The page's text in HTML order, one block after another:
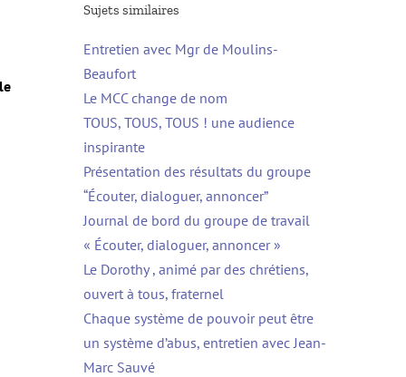
Sujets similaires
Entretien avec Mgr de Moulins-
Beaufort
Le MCC change de nom
TOUS, TOUS, TOUS ! une audience
inspirante
Présentation des résultats du groupe
“Écouter, dialoguer, annoncer”
Journal de bord du groupe de travail
« Écouter, dialoguer, annoncer »
Le Dorothy , animé par des chrétiens,
ouvert à tous, fraternel
Chaque système de pouvoir peut être
un système d’abus, entretien avec Jean-
Marc Sauvé